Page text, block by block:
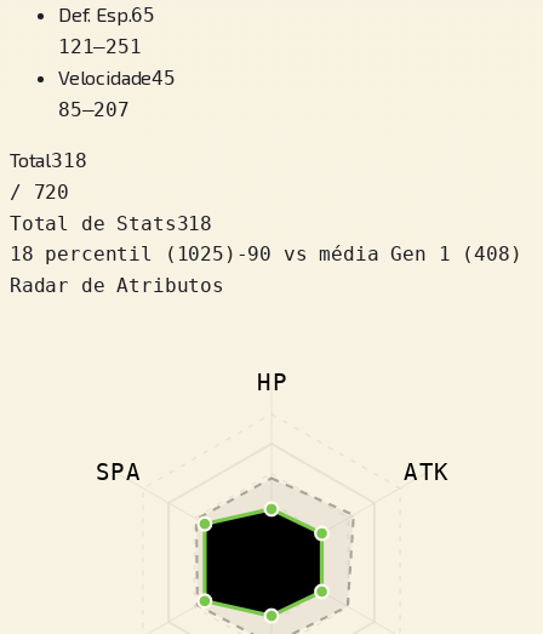
Def. Esp.65
121–251
Velocidade45
85–207
Total318
/ 720
Total de Stats318
18 percentil
( 1025 ) -90
vs média Gen 1 (408)
Radar de Atributos
HP
ATK
SPA